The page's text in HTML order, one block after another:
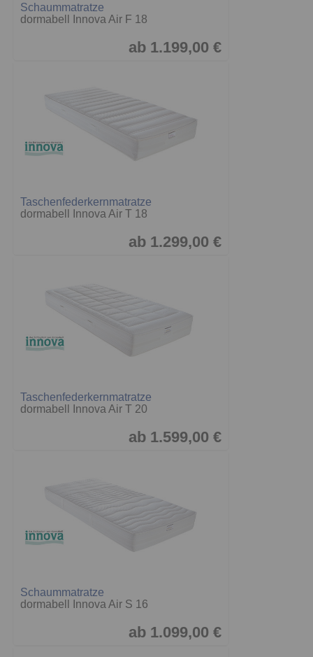
Schaummatratze
dormabell Innova Air F 18
ab 1.199,00 €
Taschenfederkernmatratze
dormabell Innova Air T 18
ab 1.299,00 €
Taschenfederkernmatratze
dormabell Innova Air T 20
ab 1.599,00 €
Schaummatratze
dormabell Innova Air S 16
ab 1.099,00 €